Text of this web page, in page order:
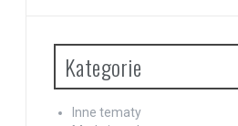
Kategorie
Inne tematy